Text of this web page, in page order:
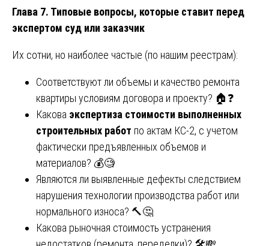
Глава 7. Типовые вопросы, которые ставит перед
экспертом суд или заказчик
Их сотни, но наиболее частые (по нашим реестрам):
Соответствуют ли объемы и качество ремонта
квартиры условиям договора и проекту? 🏠❓
Какова экспертиза стоимости выполненных
строительных работ по актам КС-2, с учетом
фактически предъявленных объемов и
материалов? 💰🧐
Являются ли выявленные дефекты следствием
нарушения технологии производства работ или
нормального износа? 🔨🤔
Какова рыночная стоимость устранения